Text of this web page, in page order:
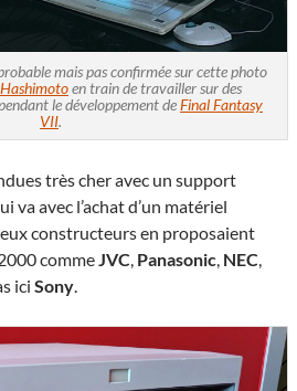
mais pas confirmée sur cette photo
en train de travailler sur des
le développement deFinal Fantasy
VII.
très cher avec un support
avec l’achat d’un matériel
constructeurs en proposaient
commeJVC, Panasonic, NEC,
ici Sony.